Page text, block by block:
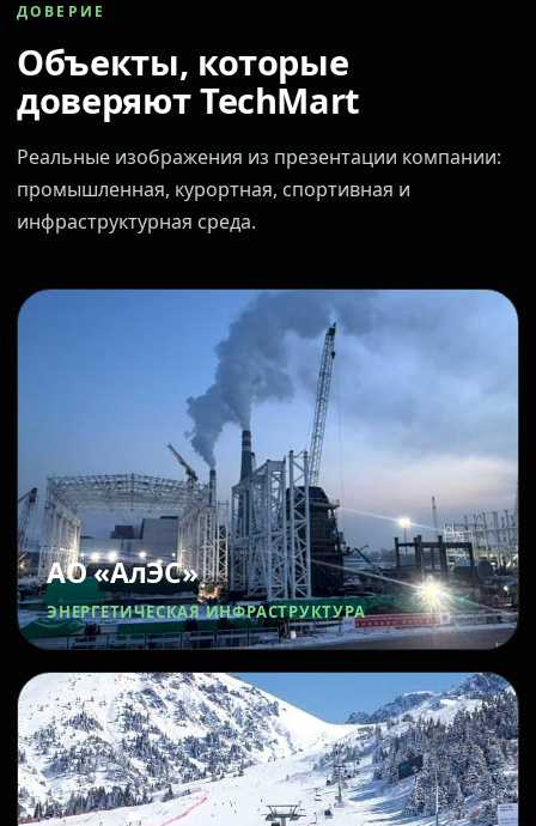
ДОВЕРИЕ
Объекты, которые
доверяют TechMart
Реальные изображения из презентации компании:
промышленная, курортная, спортивная и
инфраструктурная среда.
АО «АлЭС»
ЭНЕРГЕТИЧЕСКАЯ ИНФРАСТРУКТУРА